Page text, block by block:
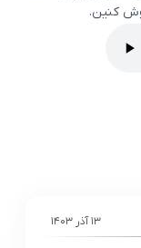
کنین.
۱۳ آذر ۱۴۰۳